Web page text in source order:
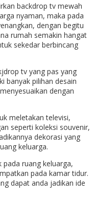
backdrop tv mewah
nyaman, maka pada
dengan begitu
rumah semakin hangat
sekedar berbincang
tv yang pas yang
banyak pilihan desain
dengan
meletakan televisi,
seperti koleksi souvenir,
dekorasi yang
keluarga.
ruang keluarga,
pada kamar tidur.
dapat anda jadikan ide